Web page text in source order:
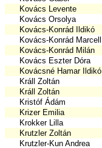
Kovács Levente
Kovács Orsolya
Kovács-Konrád Ildikó
Kovács-Konrád Marcell
Kovács-Konrád Milán
Kovács Eszter Dóra
Kovácsné Hamar Ildikó
Králl Zoltán
Králl Zoltán
Kristóf Ádám
Krizer Emilia
Krokker Lilla
Krutzler Zoltán
Krutzler-Kun Andrea